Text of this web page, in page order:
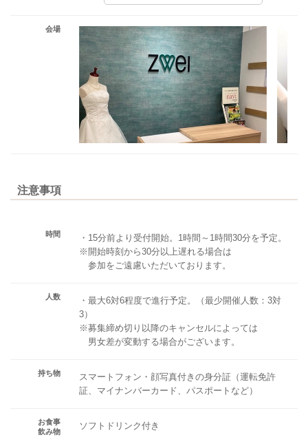
会場
注意事項
時間
・15分前より受付開始。1時間～1時間30分を予定。
※開始時刻から30分以上遅れる場合は
参加をご遠慮いただいております。
人数
・最大6対6程度で進行予定。（最少開催人数：3対
3）
※募集締め切り以降のキャンセルによっては
男女差が変動する場合がございます。
持ち物
スマートフォン・顔写真付きの身分証（運転免許
証、マイナンバーカード、パスポートなど）
お食事
飲み物
ソフトドリンク付き